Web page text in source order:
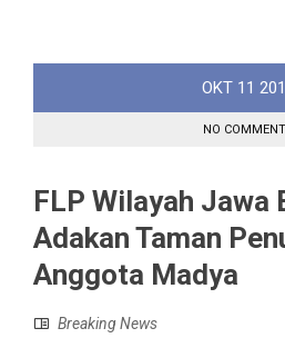
OKT 11
NO
FLP Wilayah Jawa
Adakan Taman
Anggota Madya
Breaking News